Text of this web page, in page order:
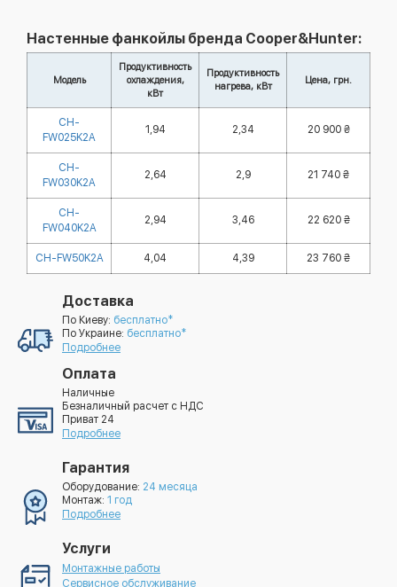
Настенные фанкойлы бренда Cooper&Hunter:
Модель
Продуктивность
охлаждения,
кВт
Продуктивность
нагрева, кВт
Цена, грн.
CH-
FW025K2A
1,94 2,34 20 900 ₴
CH-
FW030K2A
2,64 2,9 21 740 ₴
CH-
FW040K2A
2,94 3,46 22 620 ₴
CH-FW50K2A 4,04 4,39 23 760 ₴
Доставка
По Киеву: бесплатно*
По Украине: бесплатно*
Подробнее
Оплата
Наличные
Безналичный расчет с НДС
Приват 24
Подробнее
Гарантия
Оборудование: 24 месяца
Монтаж: 1 год
Подробнее
Услуги
Монтажные работы
Сервисное обслуживание